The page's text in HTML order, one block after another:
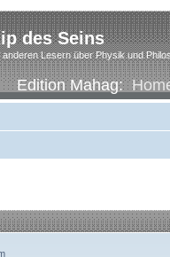
des Seins
Lesern über Physik und
Edition Mahag: